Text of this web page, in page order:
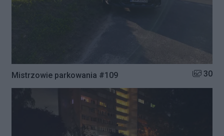
Mistrzowie parkowania #109 Liczba
30